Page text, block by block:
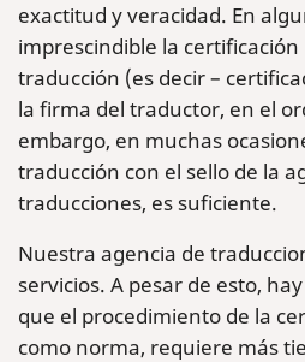
exactitud y veracidad. En
imprescindible la
traducción (es decir –
la firma del traductor, en el
embargo, en muchas
traducción con el sello de la
traducciones, es suficiente.
Nuestra agencia de
servicios. A pesar de esto,
que el procedimiento de la
como norma, requiere más